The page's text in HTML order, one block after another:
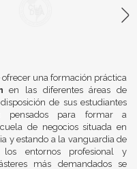
ofrecer una formación práctica
en las diferentes áreas de
de sus estudiantes
pensados para formar a
de negocios situada en
y estando a la vanguardia de
entornos profesional y
más demandados se